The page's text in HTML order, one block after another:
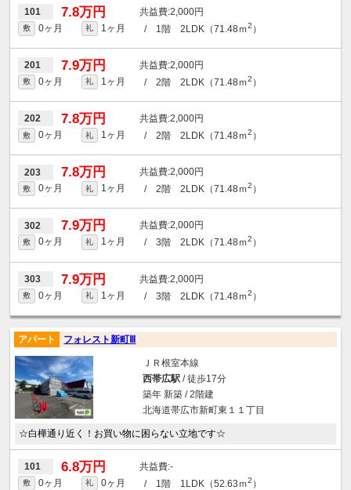
101 7.8万円 2,000円
敷 0ヶ月 礼 1ヶ月 / 1階 2LDK（71.48ｍ2 ）
201 7.9万円 2,000円
敷 0ヶ月 礼 1ヶ月 / 2階 2LDK（71.48ｍ2 ）
202 7.8万円 2,000円
敷 0ヶ月 礼 1ヶ月 / 2階 2LDK（71.48ｍ2 ）
203 7.8万円 2,000円
敷 0ヶ月 礼 1ヶ月 / 2階 2LDK（71.48ｍ2 ）
302 7.9万円 2,000円
敷 0ヶ月 礼 1ヶ月 / 3階 2LDK（71.48ｍ2 ）
303 7.9万円 2,000円
敷 0ヶ月 礼 1ヶ月 / 3階 2LDK（71.48ｍ2 ）
アパート フォレスト新町Ⅲ
ＪＲ根室本線
西帯広駅/ 徒歩17分
築年 新築 / 2階建
北海道帯広市新町東１１丁目
☆白樺通り近く！お買い物に困らない立地です☆
101 6.8万円 -
敷 0ヶ月 礼 0ヶ月 / 1階 1LDK（52.63ｍ2 ）